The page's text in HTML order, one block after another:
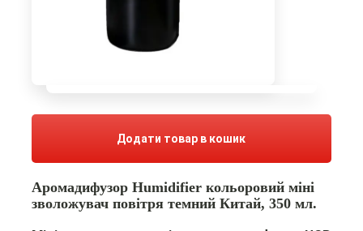
Додати товар в кошик
Аромадифузор Humidifier кольоровий міні
зволожувач повітря темний Китай, 350 мл.